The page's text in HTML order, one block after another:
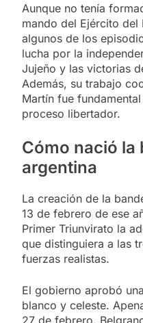
Aunque no tenía
mando del Ejército
algunos de los
lucha por la
Jujeño y las victorias
Además, su trabajo
Martín fue
proceso libertador.
Cómo nació la
argentina
La creación de la
13 de febrero de ese
Primer Triunvirato la
que distinguiera a las
fuerzas realistas.
El gobierno aprobó
blanco y celeste.
27 de febrero,